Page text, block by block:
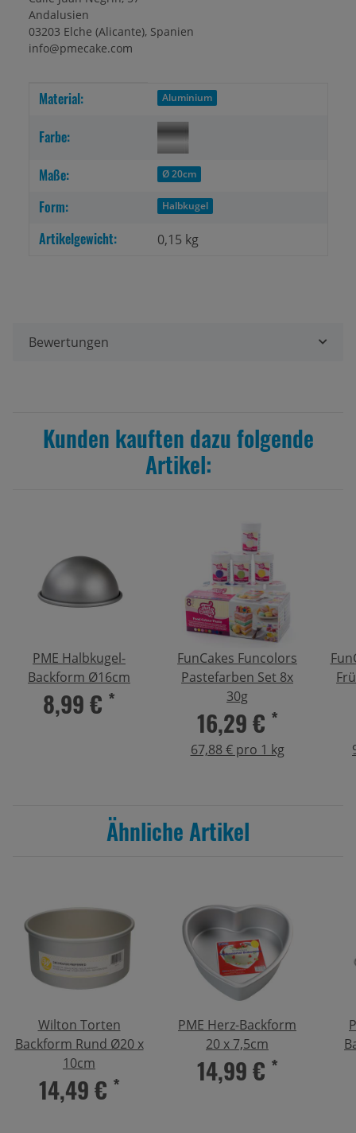
Andalusien
03203 Elche (Alicante), Spanien
info@pmecake.com
Produkteigenschaft
Wert
Material: Aluminium
Farbe:
Maße:
Ø 20cm
Form: Halbkugel
Artikelgewicht: 0,15 kg
Bewertungen
Kunden kauften dazu folgende
Artikel:
PME Halbkugel-
Backform Ø16cm
8,99 € *
FunCakes Funcolors
Pastefarben Set 8x
30g
16,29 € *
67,88 € pro 1 kg
Ähnliche Artikel
Wilton Torten
Backform Rund Ø20 x
10cm
14,49 € *
PME Herz-Backform
20 x 7,5cm
14,99 € *